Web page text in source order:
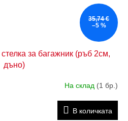
35,74 €
–5 %
за багажник (ръб 2см,
дъно)
На склад (1 бр.)
В количката